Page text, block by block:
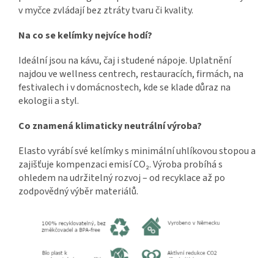
v myčce zvládají bez ztráty tvaru či kvality.
Na co se kelímky nejvíce hodí?
Ideální jsou na kávu, čaj i studené nápoje. Uplatnění
najdou ve wellness centrech, restauracích, firmách, na
festivalech i v domácnostech, kde se klade důraz na
ekologii a styl.
Co znamená klimaticky neutrální výroba?
Elasto vyrábí své kelímky s minimální uhlíkovou stopou a
zajišťuje kompenzaci emisí CO₂. Výroba probíhá s
ohledem na udržitelný rozvoj – od recyklace až po
zodpovědný výběr materiálů.